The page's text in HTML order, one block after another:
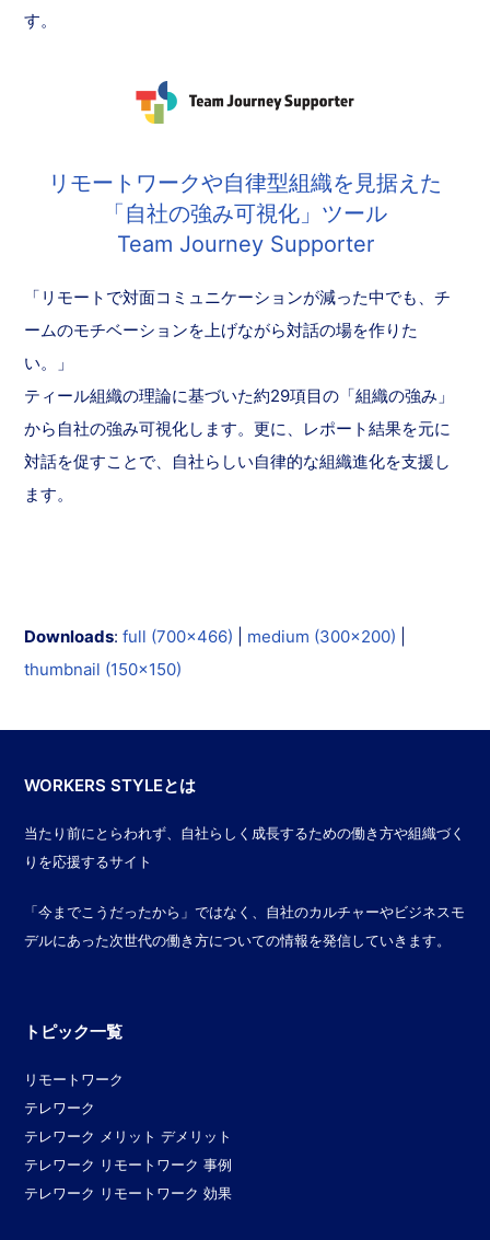
す。
リモートワークや自律型組織を見据えた
「自社の強み可視化」ツール
Team Journey Supporter
「リモートで対面コミュニケーションが減った中でも、チ
ームのモチベーションを上げながら対話の場を作りた
い。」
ティール組織の理論に基づいた約29項目の「組織の強み」
から自社の強み可視化します。更に、レポート結果を元に
対話を促すことで、自社らしい自律的な組織進化を支援し
ます。
Downloads:full (700x466) medium (300x200)
thumbnail (150x150)
WORKERS STYLEとは
当たり前にとらわれず、自社らしく成長するための働き方や組織づく
りを応援するサイト
「今までこうだったから」ではなく、自社のカルチャーやビジネスモ
デルにあった次世代の働き方についての情報を発信していきます。
トピック一覧
リモートワーク
テレワーク
テレワーク メリット デメリット
テレワーク リモートワーク 事例
テレワーク リモートワーク 効果